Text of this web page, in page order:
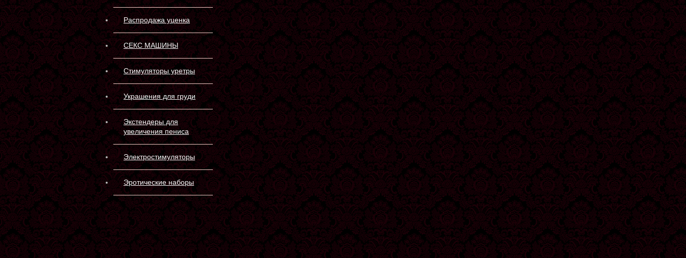
Распродажа уценка
СЕКС МАШИНЫ
Стимуляторы уретры
Украшения для груди
Экстендеры для
увеличения пениса
Электростимуляторы
Эротические наборы